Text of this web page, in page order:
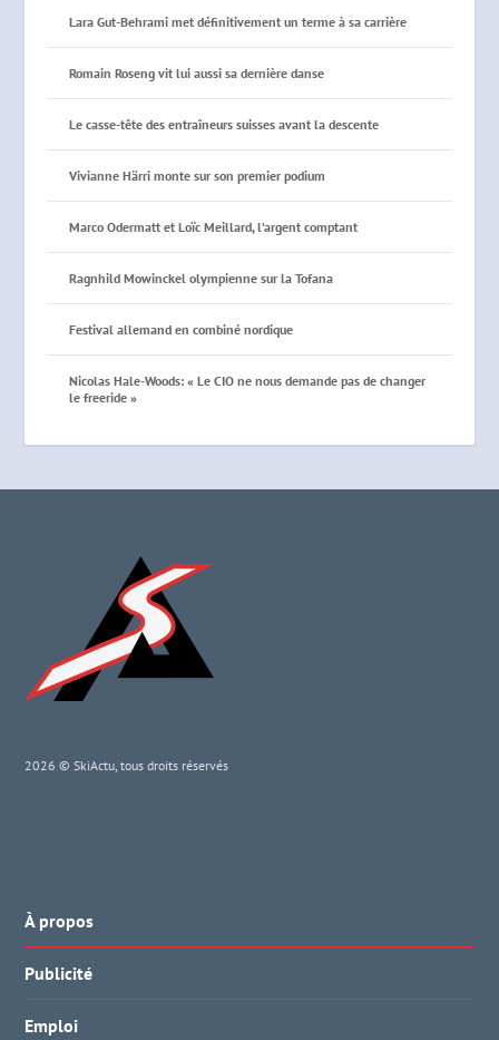
Lara Gut-Behrami met définitivement un terme à sa carrière
Romain Roseng vit lui aussi sa dernière danse
Le casse-tête des entraîneurs suisses avant la descente
Vivianne Härri monte sur son premier podium
Marco Odermatt et Loïc Meillard, l’argent comptant
Ragnhild Mowinckel olympienne sur la Tofana
Festival allemand en combiné nordique
Nicolas Hale-Woods: « Le CIO ne nous demande pas de changer
le freeride »
2026 © SkiActu, tous droits réservés
À propos
Publicité
Emploi